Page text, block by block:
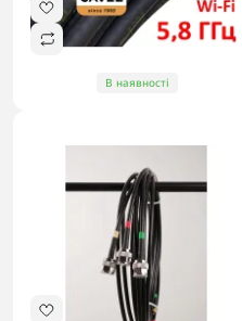
В наявності